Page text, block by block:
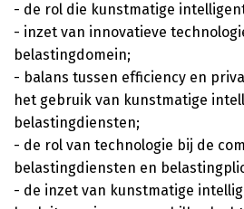
- de rol die kunstmatige
- inzet van innovatieve
belastingdomein;
- balans tussen efficiency en
het gebruik van kunstmatige
belastingdiensten;
- de rol van technologie bij de
belastingdiensten en
- de inzet van kunstmatige